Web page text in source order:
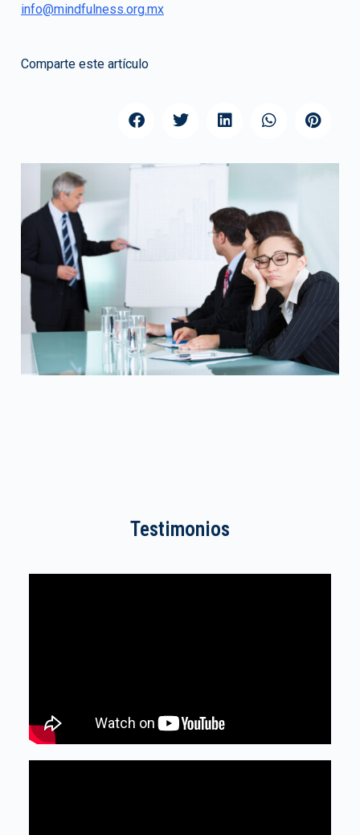
info@mindfulness.org.mx
Comparte este artículo
Testimonios